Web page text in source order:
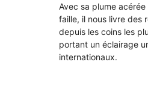
Avec sa plume
faille, il nous livre des
depuis les coins les
portant un éclairage
internationaux.